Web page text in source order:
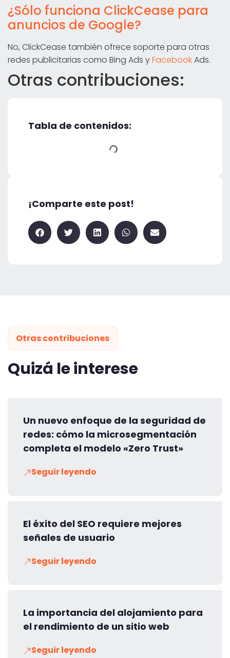
¿Sólo funciona ClickCease para
anuncios de Google?
No, ClickCease también ofrece soporte para otras
redes publicitarias como Bing Ads yFacebookAds.
Otras contribuciones:
Tabla de contenidos:
¡Comparte este post!
Otras contribuciones
Quizá le interese
Un nuevo enfoque de la seguridad de
redes: cómo la microsegmentación
completa el modelo «Zero Trust»
Seguir leyendo
El éxito del SEO requiere mejores
señales de usuario
Seguir leyendo
La importancia del alojamiento para
el rendimiento de un sitio web
Seguir leyendo